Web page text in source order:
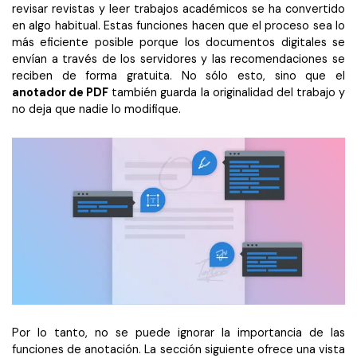
revisar revistas y leer trabajos académicos se ha convertido
en algo habitual. Estas funciones hacen que el proceso sea lo
más eficiente posible porque los documentos digitales se
envían a través de los servidores y las recomendaciones se
reciben de forma gratuita. No sólo esto, sino que el
anotador de PDF también guarda la originalidad del trabajo y
no deja que nadie lo modifique.
Por lo tanto, no se puede ignorar la importancia de las
funciones de anotación. La sección siguiente ofrece una vista